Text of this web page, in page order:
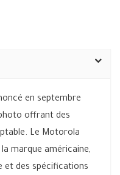
en septembre
offrant des
Le Motorola
marque américaine,
et des spécifications